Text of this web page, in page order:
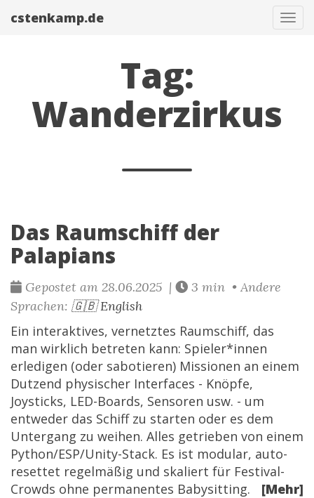
cstenkamp.de
Tag:
Wanderzirkus
Das Raumschiff der
Palapians
Gepostet am 28.06.2025 |
3 min • Andere
Sprachen: 🇬🇧 English
Ein interaktives, vernetztes Raumschiff, das
man wirklich betreten kann: Spieler*innen
erledigen (oder sabotieren) Missionen an einem
Dutzend physischer Interfaces - Knöpfe,
Joysticks, LED-Boards, Sensoren usw. - um
entweder das Schiff zu starten oder es dem
Untergang zu weihen. Alles getrieben von einem
Python/ESP/Unity-Stack. Es ist modular, auto-
resettet regelmäßig und skaliert für Festival-
Crowds ohne permanentes Babysitting.
[Mehr]